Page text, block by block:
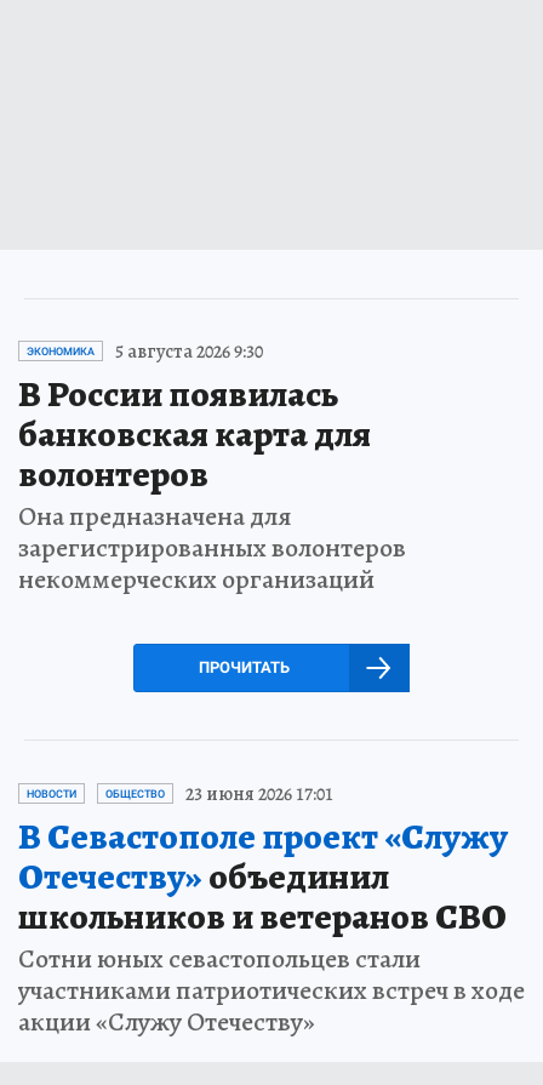
ЭКОНОМИКА 5 августа 2026 9:30
В России появилась
банковская карта для
волонтеров
Она предназначена для
зарегистрированных волонтеров
некоммерческих организаций
ПРОЧИТАТЬ
НОВОСТИ ОБЩЕСТВО 23 июня 2026 17:01
В Севастополе проект «Служу
Отечеству»объединил
школьников и ветеранов СВО
Сотни юных севастопольцев стали
участниками патриотических встреч в ходе
акции «Служу Отечеству»